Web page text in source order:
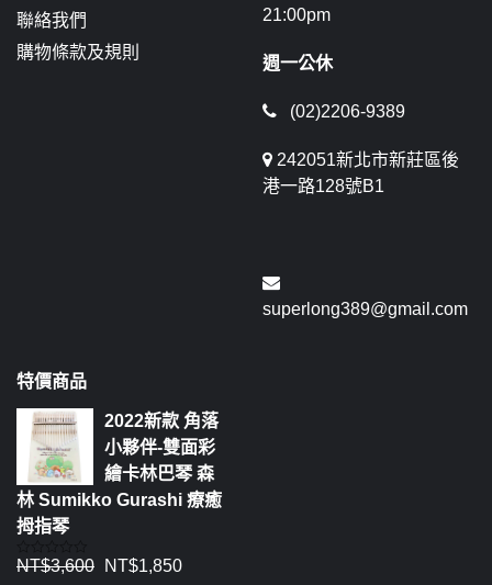
聯絡我們
購物條款及規則
21:00pm
週一公休
(02)2206-9389
242051新北市新莊區後
港一路128號B1
superlong389@gmail.com
特價商品
2022新款 角落
小夥伴-雙面彩
繪卡林巴琴 森
林 Sumikko Gurashi 療癒
拇指琴
評
NT$3,600 NT$1,850